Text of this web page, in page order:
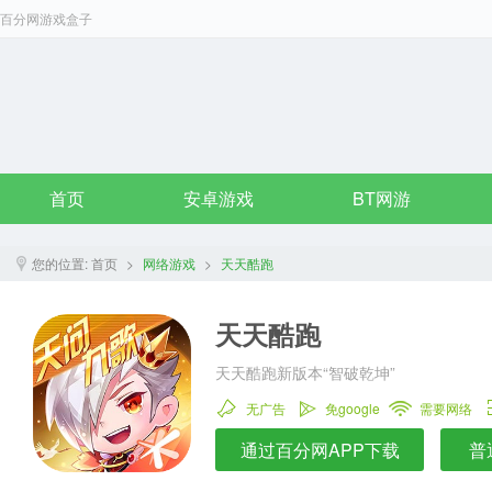
百分网游戏盒子
首页 安卓游戏 BT网游
您的位置:首页 > 网络游戏 > 天天酷跑
天天酷跑
天天酷跑新版本“智破乾坤”
无广告 免google 需要网络
通过百分网APP下载 普